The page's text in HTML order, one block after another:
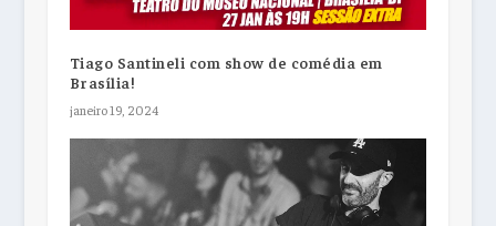
Tiago Santineli com show de comédia em
Brasília!
janeiro 19, 2024